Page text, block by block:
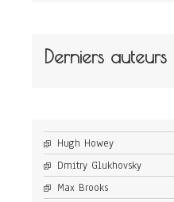
Derniers auteurs
Hugh Howey
Dmitry Glukhovsky
Max Brooks